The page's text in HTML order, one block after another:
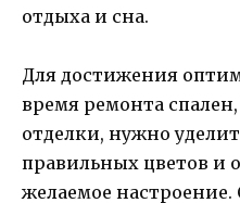
отдыха и сна.
Для достижения
время ремонта
отделки, нужно
правильных цветов и
желаемое настроение.